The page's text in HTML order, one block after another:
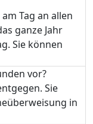
Tag an allen
ganze Jahr
Sie können
vor?
Sie
in